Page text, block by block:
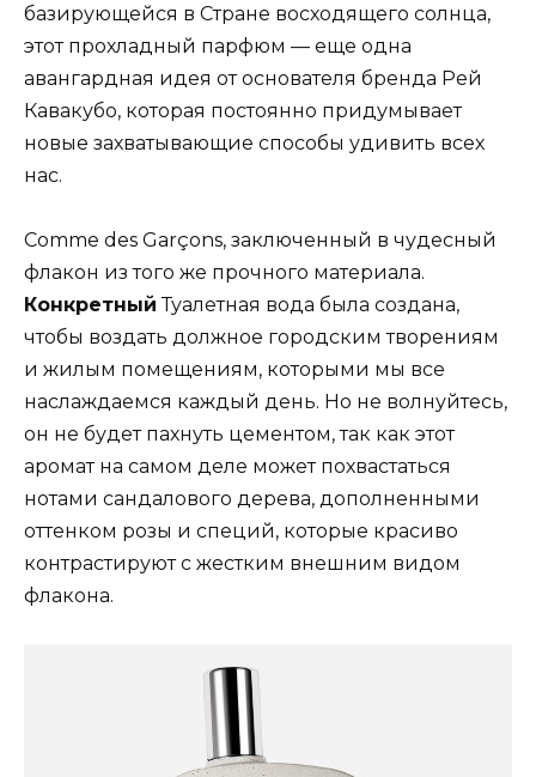
базирующейся в Стране восходящего солнца,
этот прохладный парфюм — еще одна
авангардная идея от основателя бренда Рей
Кавакубо, которая постоянно придумывает
новые захватывающие способы удивить всех
нас.
Comme des Garçons, заключенный в чудесный
флакон из того же прочного материала.
Конкретный Туалетная вода была создана,
чтобы воздать должное городским творениям
и жилым помещениям, которыми мы все
наслаждаемся каждый день. Но не волнуйтесь,
он не будет пахнуть цементом, так как этот
аромат на самом деле может похвастаться
нотами сандалового дерева, дополненными
оттенком розы и специй, которые красиво
контрастируют с жестким внешним видом
флакона.